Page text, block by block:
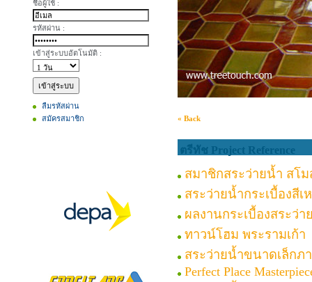
ชื่อผู้ใช้ :
รหัสผ่าน :
เข้าสู่ระบบอัตโนมัติ :
ลืมรหัสผ่าน
สมัครสมาชิก
« Back
ตรีทัช Project Reference
สมาชิกสระว่ายน้ำ สโม
สระว่ายน้ำกระเบื้องสี
ผลงานกระเบื้องสระว่
ทาวน์โฮม พระรามเก้า
สระว่ายน้ำขนาดเล็กภ
Perfect Place